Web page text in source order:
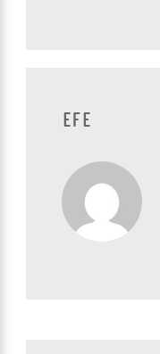
EFE